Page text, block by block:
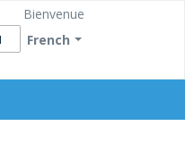
French
Bienvenue